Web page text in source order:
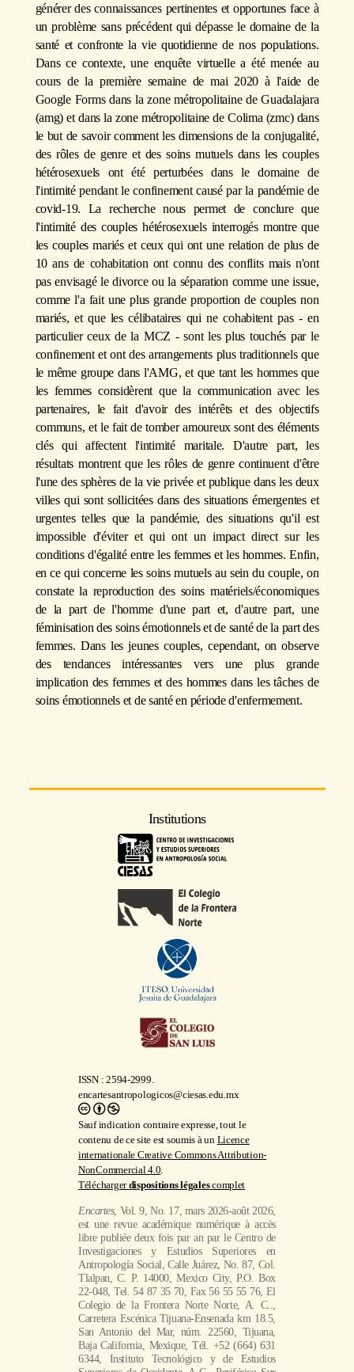
générer des connaissances pertinentes et opportunes face à
un problème sans précédent qui dépasse le domaine de la
santé et confronte la vie quotidienne de nos populations.
Dans ce contexte, une enquête virtuelle a été menée au
cours de la première semaine de mai 2020 à l'aide de
Google Forms dans la zone métropolitaine de Guadalajara
(amg) et dans la zone métropolitaine de Colima (zmc) dans
le but de savoir comment les dimensions de la conjugalité,
des rôles de genre et des soins mutuels dans les couples
hétérosexuels ont été perturbées dans le domaine de
l'intimité pendant le confinement causé par la pandémie de
covid-19. La recherche nous permet de conclure que
l'intimité des couples hétérosexuels interrogés montre que
les couples mariés et ceux qui ont une relation de plus de
10 ans de cohabitation ont connu des conflits mais n'ont
pas envisagé le divorce ou la séparation comme une issue,
comme l'a fait une plus grande proportion de couples non
mariés, et que les célibataires qui ne cohabitent pas - en
particulier ceux de la MCZ - sont les plus touchés par le
confinement et ont des arrangements plus traditionnels que
le même groupe dans l'AMG, et que tant les hommes que
les femmes considèrent que la communication avec les
partenaires, le fait d'avoir des intérêts et des objectifs
communs, et le fait de tomber amoureux sont des éléments
clés qui affectent l'intimité maritale. D'autre part, les
résultats montrent que les rôles de genre continuent d'être
l'une des sphères de la vie privée et publique dans les deux
villes qui sont sollicitées dans des situations émergentes et
urgentes telles que la pandémie, des situations qu'il est
impossible d'éviter et qui ont un impact direct sur les
conditions d'égalité entre les femmes et les hommes. Enfin,
en ce qui concerne les soins mutuels au sein du couple, on
constate la reproduction des soins matériels/économiques
de la part de l'homme d'une part et, d'autre part, une
féminisation des soins émotionnels et de santé de la part des
femmes. Dans les jeunes couples, cependant, on observe
des tendances intéressantes vers une plus grande
implication des femmes et des hommes dans les tâches de
soins émotionnels et de santé en période d'enfermement.
Institutions
ISSN : 2594-2999.
encartesantropologicos@ciesas.edu.mx
Sauf indication contraire expresse, tout le
contenu de ce site est soumis à un Licence
internationale Creative Commons Attribution-
NonCommercial 4.0
Téléchargerdispositions légalescomplet
Encartes, Vol. 9, No. 17, mars 2026-août 2026,
est une revue académique numérique à accès
libre publiée deux fois par an par le Centro de
Investigaciones y Estudios Superiores en
Antropología Social, Calle Juárez, No. 87, Col.
Tlalpan, C. P. 14000, Mexico City, P.O. Box
22-048, Tel. 54 87 35 70, Fax 56 55 55 76, El
Colegio de la Frontera Norte Norte, A. C..,
Carretera Escénica Tijuana-Ensenada km 18.5,
San Antonio del Mar, núm. 22560, Tijuana,
Baja California, Mexique, Tél. +52 (664) 631
6344, Instituto Tecnológico y de Estudios